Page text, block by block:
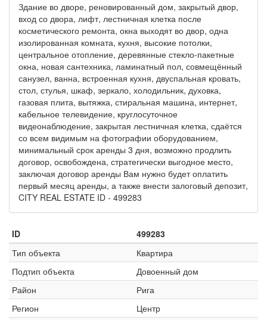
Здание во дворе, реновированный дом, закрытый двор,
вход со двора, лифт, лестничная клетка после
косметического ремонта, окна выходят во двор, одна
изолированная комната, кухня, высокие потолки,
центральное отопление, деревянные стекло-пакетные
окна, новая сантехника, ламинатный пол, совмещённый
санузел, ванна, встроенная кухня, двуспальная кровать,
стол, стулья, шкаф, зеркало, холодильник, духовка,
газовая плита, вытяжка, стиральная машина, интернет,
кабельное телевидение, круглосуточное
видеонаблюдение, закрытая лестничная клетка, сдаётся
со всем видимым на фотографии оборудованием,
минимальный срок аренды 3 дня, возможно продлить
договор, освобождена, стратегически выгодное место,
заключая договор аренды Вам нужно будет оплатить
первый месяц аренды, а также внести залоговый депозит,
CITY REAL ESTATE ID - 499283
ID
499283
Тип объекта
Квартира
Подтип объекта
Довоенный дом
Район
Рига
Регион
Центр